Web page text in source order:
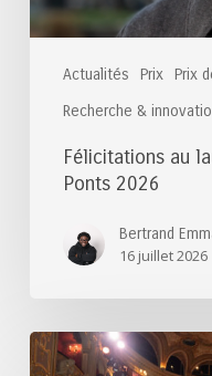
Actualités Prix Prix
Recherche &
2026
Félicitations au
Ponts 2026
Bertrand
16 juillet 2026
Félicitations